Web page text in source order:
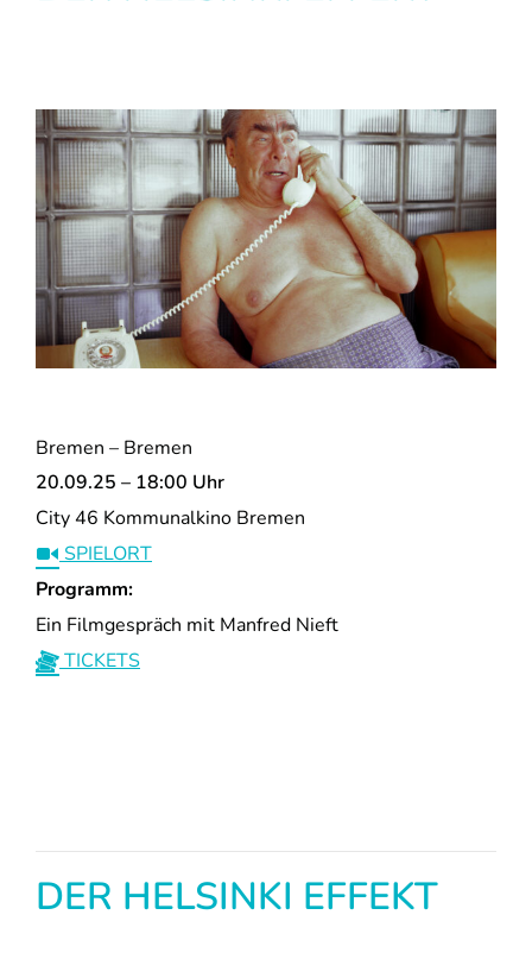
Bremen – Bremen
20.09.25 – 18:00 Uhr
City 46 Kommunalkino Bremen
SPIELORT
Programm:
Ein Filmgespräch mit Manfred Nieft
TICKETS
DER HELSINKI EFFEKT